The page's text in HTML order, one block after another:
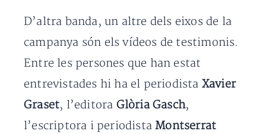
D’altra banda, un altre dels eixos de la
campanya són els vídeos de testimonis.
Entre les persones que han estat
entrevistades hi ha el periodista Xavier
Graset, l’editora Glòria Gasch,
l’escriptora i periodistaMontserrat